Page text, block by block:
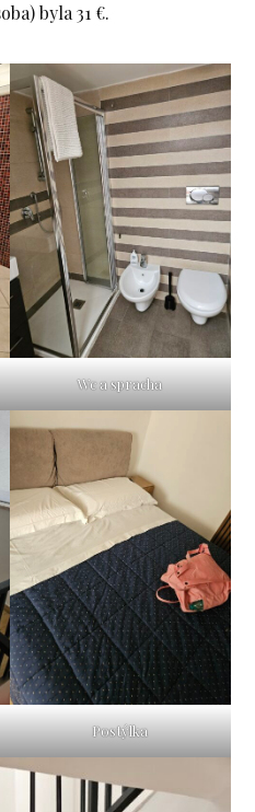
byla 31 €.
Wc a spracha
Postýlka